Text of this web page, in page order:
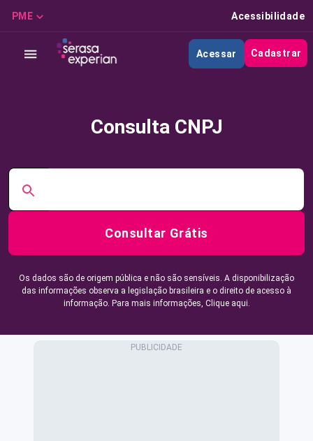
PME Acessibilidade
Acessar Cadastrar
Consulta CNPJ
Consultar Grátis
Os dados são de origem pública e não são sensíveis. A disponibilização
das informações observa a legislação brasileira e o direito de acesso à
informação. Para mais informações, Clique aqui.